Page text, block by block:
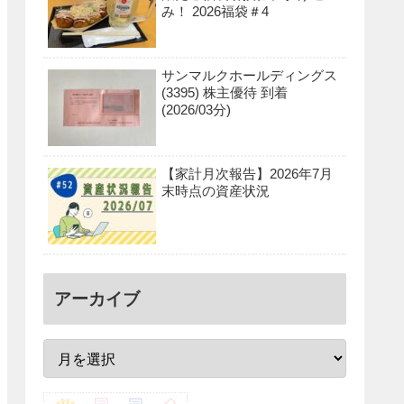
み！ 2026福袋＃4
サンマルクホールディングス
(3395) 株主優待 到着
(2026/03分)
【家計月次報告】2026年7月
末時点の資産状況
アーカイブ